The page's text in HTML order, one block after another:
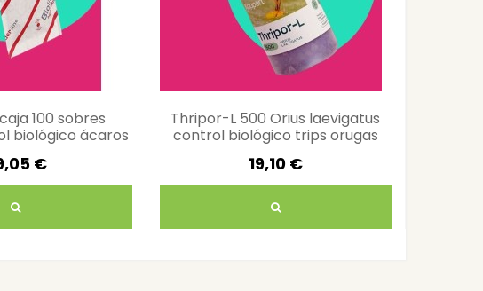
100 sobres
biológico ácaros
€
Thripor-L 500 Orius laevigatus
control biológico trips orugas
19,10 €